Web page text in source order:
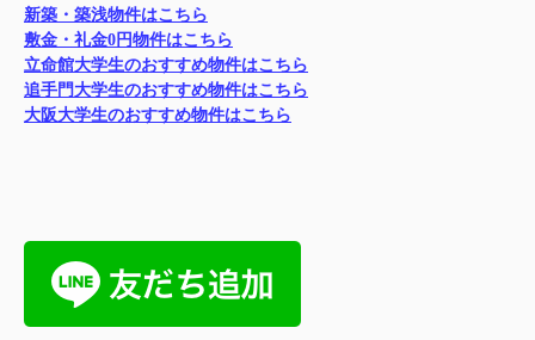
新築・築浅物件はこちら
敷金・礼金0円物件はこちら
立命館大学生のおすすめ物件はこちら
追手門大学生のおすすめ物件はこちら
大阪大学生のおすすめ物件はこちら